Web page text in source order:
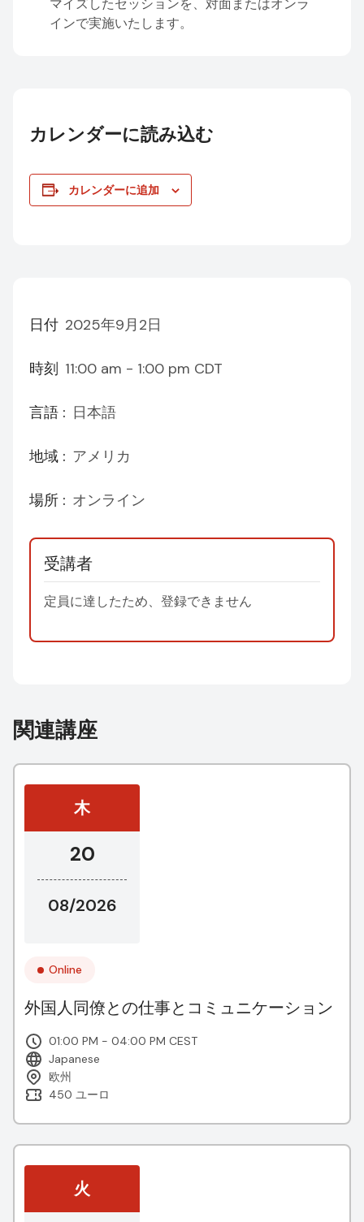
マイズしたセッションを、対面またはオンラ
インで実施いたします。
カレンダーに読み込む
カレンダーに追加
日付 2025年9月2日
時刻 11:00 am - 1:00 pm CDT
言語 : 日本語
地域 : アメリカ
場所 : オンライン
受講者
定員に達したため、登録できません
関連講座
木
20
08/2026
Online
外国人同僚との仕事とコミュニケーション
01:00 PM - 04:00 PM CEST
Japanese
欧州
450 ユーロ
火